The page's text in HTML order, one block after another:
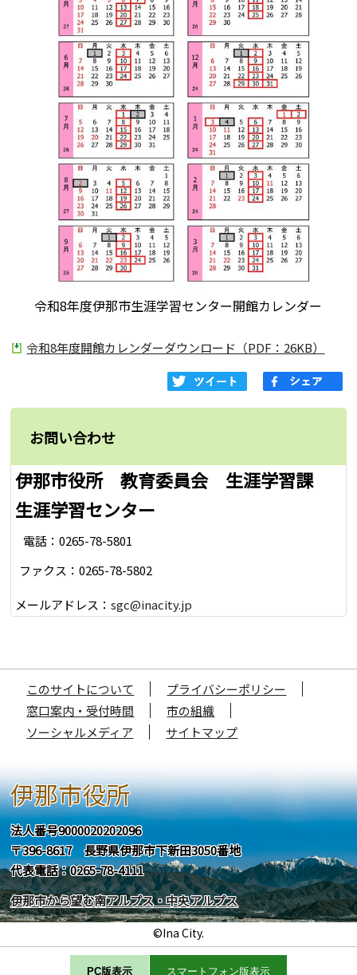
令和8年度伊那市生涯学習センター開館カレンダー
令和8年度開館カレンダーダウンロード（PDF：26KB）
お問い合わせ
伊那市役所 教育委員会 生涯学習課
生涯学習センター
電話：0265-78-5801
ファクス：0265-78-5802
メールアドレス：sgc@inacity.jp
このサイトについて
プライバシーポリシー
窓口案内・受付時間
市の組織
ソーシャルメディア
サイトマップ
伊那市役所
法人番号9000020202096
〒396-8617 長野県伊那市下新田3050番地
代表電話：0265-78-4111
伊那市から望む南アルプス・中央アルプス
©Ina City.
PC版表示 スマートフォン版表示